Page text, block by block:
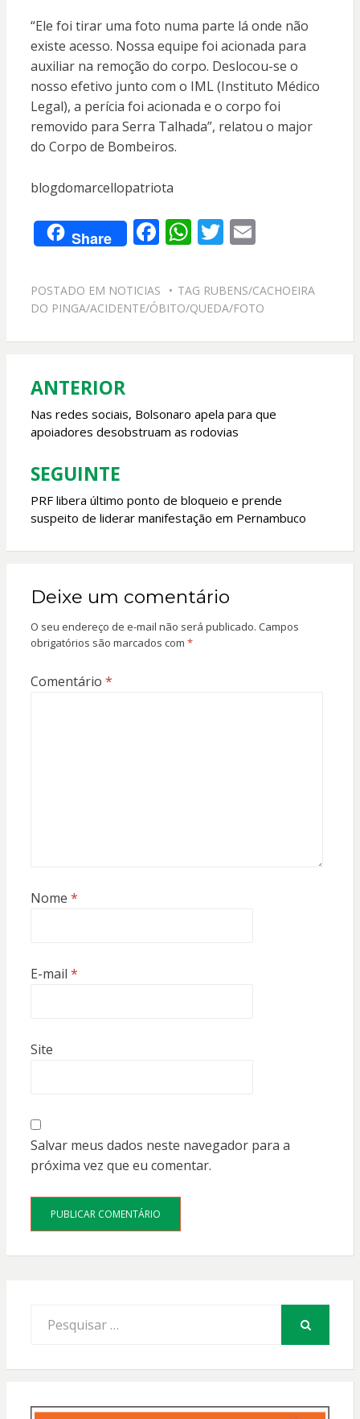
“Ele foi tirar uma foto numa parte lá onde não
existe acesso. Nossa equipe foi acionada para
auxiliar na remoção do corpo. Deslocou-se o
nosso efetivo junto com o IML (Instituto Médico
Legal), a perícia foi acionada e o corpo foi
removido para Serra Talhada”, relatou o major
do Corpo de Bombeiros.
blogdomarcellopatriota
Share F
e
b
o
W
at
s
A
T
itt
er
E
ai
l
POSTADO EM NOTICIAS TAG RUBENS/CACHOEIRA
DO PINGA/ACIDENTE/ÓBITO/QUEDA/FOTO
Navegação
de
Post
ANTERIOR
Nas redes sociais, Bolsonaro apela para que
apoiadores desobstruam as rodovias
SEGUINTE
PRF libera último ponto de bloqueio e prende
suspeito de liderar manifestação em Pernambuco
Deixe um comentário
O seu endereço de e-mail não será publicado. Campos
obrigatórios são marcados com *
Comentário *
Nome *
E-mail *
Site
Salvar meus dados neste navegador para a
próxima vez que eu comentar.
por: